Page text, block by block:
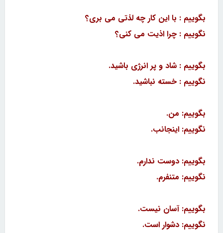
بگوییم : با این کار چه لذتی می بری؟
نگوییم : چرا اذیت می کنی؟
بگوییم : شاد و پر انرژی باشید.
نگوییم : خسته نباشید.
بگوییم: من.
نگوییم: اینجانب.
بگوییم: دوست ندارم.
نگوییم: متنفرم.
بگوییم: آسان نیست.
نگوییم: دشوار است.